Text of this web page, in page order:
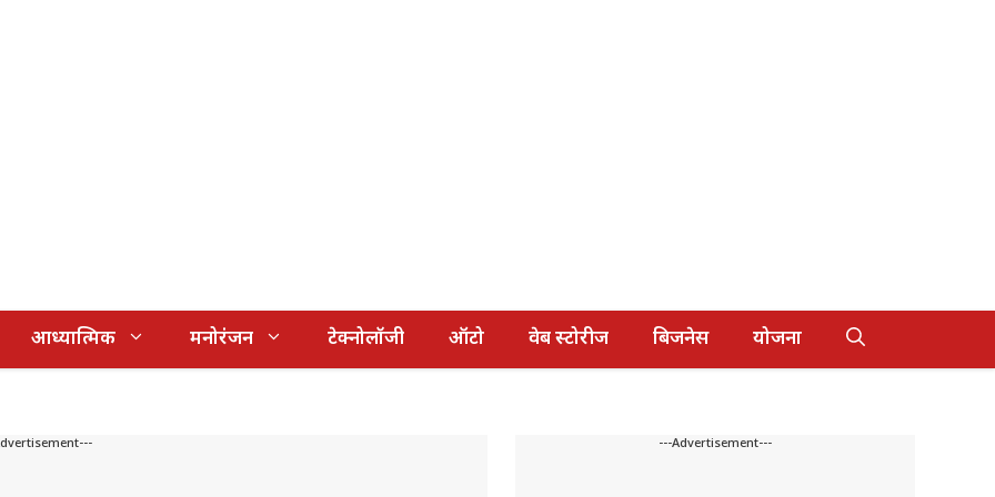
आध्यात्मिक मनोरंजन टेक्नोलॉजी ऑटो वेब स्टोरीज बिजनेस योजना
---Advertisement---